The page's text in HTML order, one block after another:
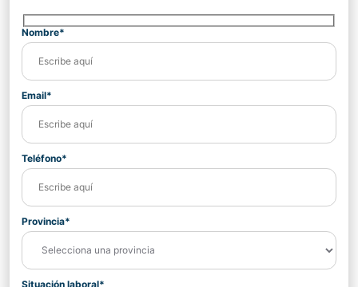
Nombre*
Email*
Teléfono*
Provincia*
Situación laboral*